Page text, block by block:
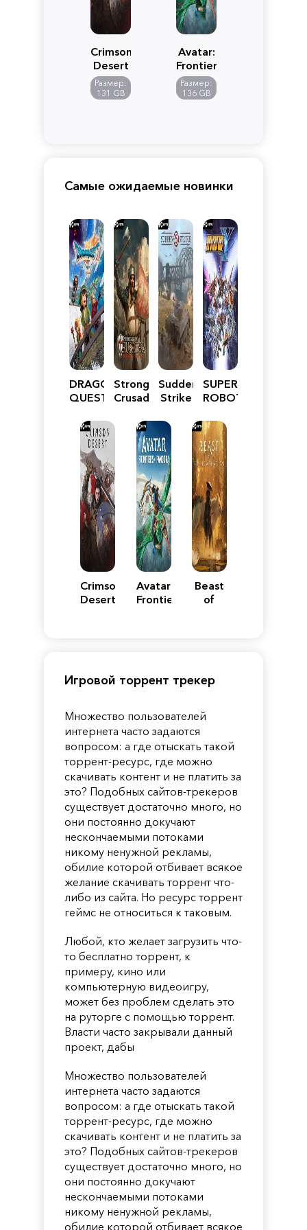
Crimson
Desert
Размер:
131 GB
Avatar:
Frontiers
of
Pandora
Размер:
136 GB
Самые ожидаемые новинки
DRAGON
QUEST
Reimagined
Stronghold
Crusader:
Edition
Sudden
Strike
SUPER
ROBOT
Y
Crimson
Desert
Avatar:
Frontiers
Beast
of
Игровой торрент трекер
Множество пользователей
интернета часто задаются
вопросом: а где отыскать такой
торрент-ресурс, где можно
скачивать контент и не платить за
это? Подобных сайтов-трекеров
существует достаточно много, но
они постоянно докучают
нескончаемыми потоками
никому ненужной рекламы,
обилие которой отбивает всякое
желание скачивать торрент что-
либо из сайта. Но ресурс торрент
геймс не относиться к таковым.
Любой, кто желает загрузить что-
то бесплатно торрент, к
примеру, кино или
компьютерную видеоигру,
может без проблем сделать это
на руторге с помощью торрент.
Власти часто закрывали данный
проект, дабы
Множество пользователей
интернета часто задаются
вопросом: а где отыскать такой
торрент-ресурс, где можно
скачивать контент и не платить за
это? Подобных сайтов-трекеров
существует достаточно много, но
они постоянно докучают
нескончаемыми потоками
никому ненужной рекламы,
обилие которой отбивает всякое